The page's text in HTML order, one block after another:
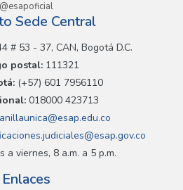
@esapoficial
Sede Central
# 53 - 37, CAN, Bogotá D.C.
postal: 111321
(+57) 601 7956110
018000 423713
a viernes, 8 a.m. a 5 p.m.
Enlaces